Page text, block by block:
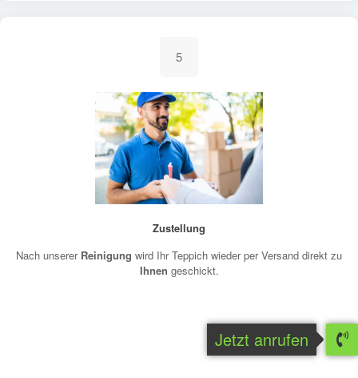
5
Zustellung
Nach unserer Reinigung wird Ihr Teppich wieder per Versand direkt zu
Ihnen geschickt.
Jetzt anrufen